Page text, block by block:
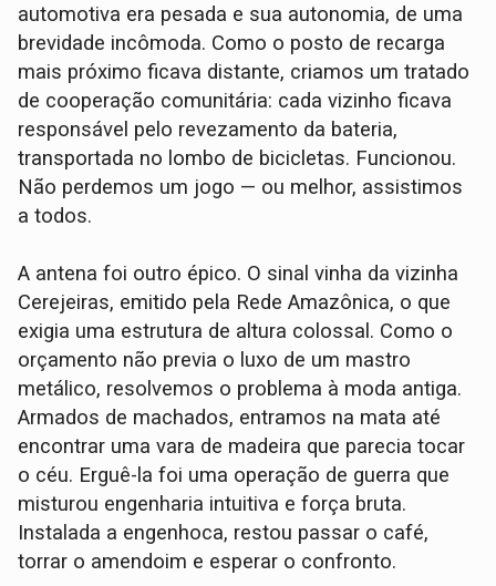
automotiva era pesada e sua autonomia, de uma
brevidade incômoda. Como o posto de recarga
mais próximo ficava distante, criamos um tratado
de cooperação comunitária: cada vizinho ficava
responsável pelo revezamento da bateria,
transportada no lombo de bicicletas. Funcionou.
Não perdemos um jogo — ou melhor, assistimos
a todos.
A antena foi outro épico. O sinal vinha da vizinha
Cerejeiras, emitido pela Rede Amazônica, o que
exigia uma estrutura de altura colossal. Como o
orçamento não previa o luxo de um mastro
metálico, resolvemos o problema à moda antiga.
Armados de machados, entramos na mata até
encontrar uma vara de madeira que parecia tocar
o céu. Erguê-la foi uma operação de guerra que
misturou engenharia intuitiva e força bruta.
Instalada a engenhoca, restou passar o café,
torrar o amendoim e esperar o confronto.